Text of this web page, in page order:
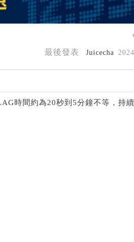
最後發表 Juicecha
時間約為20秒到5分鐘不等，持